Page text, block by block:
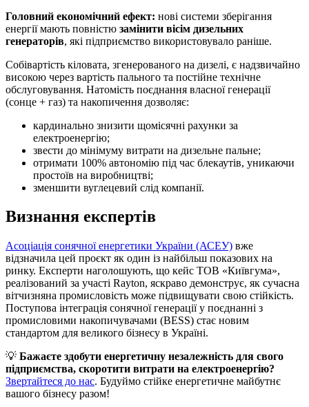
Головний економічний ефект: нові системи зберігання
енергії мають повністю замінити вісім дизельних
генераторів, які підприємство використовувало раніше.
Собівартість кіловата, згенерованого на дизелі, є надзвичайно
високою через вартість пального та постійне технічне
обслуговування. Натомість поєднання власної генерації
(сонце + газ) та накопичення дозволяє:
кардинально знизити щомісячні рахунки за
електроенергію;
звести до мінімуму витрати на дизельне пальне;
отримати 100% автономію під час блекаутів, уникаючи
простоїв на виробництві;
зменшити вуглецевий слід компанії.
Визнання експертів
Асоціація сонячної енергетики України (АСЕУ) вже
відзначила цей проєкт як один із найбільш показових на
ринку. Експерти наголошують, що кейс ТОВ «Київгума»,
реалізований за участі Rayton, яскраво демонструє, як сучасна
вітчизняна промисловість може підвищувати свою стійкість.
Поступова інтеграція сонячної генерації у поєднанні з
промисловими накопичувачами (BESS) стає новим
стандартом для великого бізнесу в Україні.
💡 Бажаєте здобути енергетичну незалежність для свого
підприємства, скоротити витрати на електроенергію?
Звертайтеся до нас. Будуймо стійке енергетичне майбутнє
вашого бізнесу разом!